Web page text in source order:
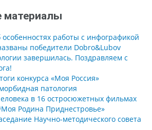
работы с инфографикой
победители Dobro&Lubov
завершилась. Поздравляем с
конкурса «Моя Россия»
патология
в 16 остросюжетных фильмах
Родина Приднестровье»
Научно-методического совета